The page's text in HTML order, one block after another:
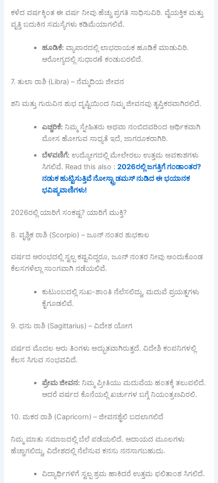
ಕಳೆದ ವರ್ಷಕ್ಕಿಂತ ಈ ವರ್ಷ ನೀವು ಹೆಚ್ಚು ಪ್ರಗತಿ ಸಾಧಿಸುವಿರಿ. ವೈಯಕ್ತಿಕ ಮತ್ತು
ವೃತ್ತಿ ಬದುಕಿನ ಸಮಸ್ಯೆಗಳು ಕಡಿಮೆಯಾಗಲಿವೆ.
ಹೂಡಿಕೆ: ವ್ಯಾಪಾರದಲ್ಲಿ ಲಾಭದಾಯಕ ಹೂಡಿಕೆ ಮಾಡುವಿರಿ.
ಆರೋಗ್ಯದಲ್ಲಿ ಸುಧಾರಣೆ ಕಂಡುಬರಲಿದೆ.
7. ತುಲಾ ರಾಶಿ (Libra) – ನೆಮ್ಮದಿಯ ಜೀವನ
ಶನಿ ಮತ್ತು ಗುರುವಿನ ಶುಭ ದೃಷ್ಟಿಯಿಂದ ನಿಮ್ಮ ಜೀವನವು ತೃಪ್ತಿಕರವಾಗಿರಲಿದೆ.
ಎಚ್ಚರಿಕೆ: ನಿಮ್ಮ ಸ್ನೇಹಿತರು ಅಥವಾ ನಂಬಿದವರಿಂದ ಆರ್ಥಿಕವಾಗಿ
ಮೋಸ ಹೋಗುವ ಸಾಧ್ಯತೆ ಇದೆ, ಜಾಗರೂಕರಾಗಿರಿ.
ಬೆಳವಣಿಗೆ: ಉದ್ಯೋಗದಲ್ಲಿ ಮೇಲೇರಲು ಉತ್ತಮ ಅವಕಾಶಗಳು
ಸಿಗಲಿವೆ. Read this also :2026ರಲ್ಲಿ ಜಗತ್ತಿಗೆ ಗಂಡಾಂತರ?
ನಡುಕ ಹುಟ್ಟಿಸುತ್ತಿವೆ ನೋಸ್ಟ್ರಾಡಮಸ್ ನುಡಿದ ಈ ಭಯಾನಕ
ಭವಿಷ್ಯವಾಣಿಗಳು!
2026ರಲ್ಲಿ ಯಾರಿಗೆ ಸಂಕಷ್ಟ? ಯಾರಿಗೆ ಮುಕ್ತಿ?
8. ವೃಶ್ಚಿಕ ರಾಶಿ (Scorpio) – ಜೂನ್ ನಂತರ ಶುಭಕಾಲ
ವರ್ಷದ ಆರಂಭದಲ್ಲಿ ಸ್ವಲ್ಪ ಕಷ್ಟವಿದ್ದರೂ, ಜೂನ್ ನಂತರ ನೀವು ಅಂದುಕೊಂಡ
ಕೆಲಸಗಳೆಲ್ಲಾ ಸಾಂಗವಾಗಿ ನಡೆಯಲಿವೆ.
ಕುಟುಂಬದಲ್ಲಿ ಸುಖ-ಶಾಂತಿ ನೆಲೆಸಲಿದ್ದು, ಮದುವೆ ಪ್ರಯತ್ನಗಳು
ಕೈಗೂಡಲಿವೆ.
9. ಧನು ರಾಶಿ (Sagittarius) – ವಿದೇಶ ಯೋಗ
ವರ್ಷದ ಮೊದಲ ಆರು ತಿಂಗಳು ಅದ್ಭುತವಾಗಿರುತ್ತದೆ. ವಿದೇಶಿ ಕಂಪನಿಗಳಲ್ಲಿ
ಕೆಲಸ ಸಿಗುವ ಸಂಭವವಿದೆ.
ಪ್ರೇಮಜೀವನ: ನಿಮ್ಮ ಪ್ರೀತಿಯು ಮದುವೆಯ ಹಂತಕ್ಕೆ ತಲುಪಲಿದೆ.
ಆದರೆ ವರ್ಷದ ಕೊನೆಯಲ್ಲಿ ಖರ್ಚುಗಳ ಬಗ್ಗೆ ನಿಯಂತ್ರಣವಿರಲಿ.
10. ಮಕರ ರಾಶಿ (Capricorn) – ಜೀವನಶೈಲಿ ಬದಲಾಗಲಿದೆ
ನಿಮ್ಮ ಮಾತು ಸಮಾಜದಲ್ಲಿ ಬೆಲೆ ಪಡೆಯಲಿದೆ. ಆದಾಯದ ಮೂಲಗಳು
ಹೆಚ್ಚಾಗಲಿದ್ದು, ವಿದೇಶದಲ್ಲಿ ನೆಲೆಸುವ ಕನಸು ನನಸಾಗಬಹುದು.
ವಿದ್ಯಾರ್ಥಿಗಳಿಗೆ ಸ್ವಲ್ಪ ಶ್ರಮ ಹಾಕಿದರೆ ಉತ್ತಮ ಫಲಿತಾಂಶ ಸಿಗಲಿದೆ.